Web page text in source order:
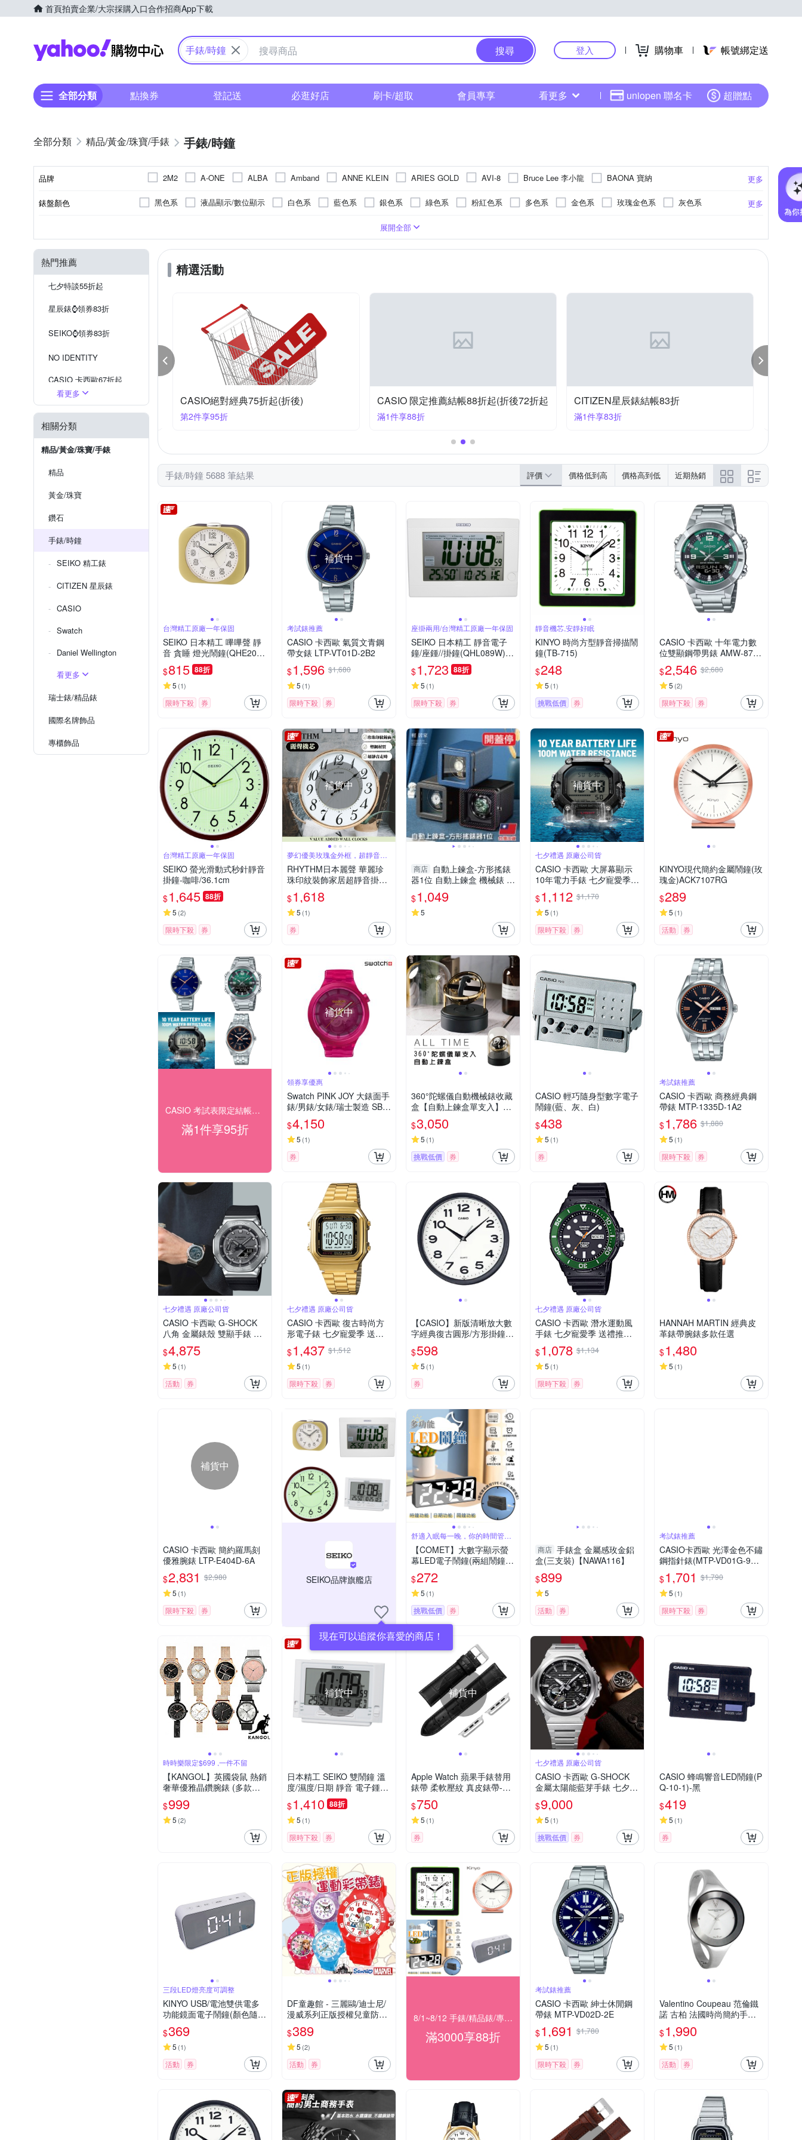
首頁拍賣企業/大宗採購入口合作招商App下載
Yahoo購物中心
手錶/時鐘 搜尋 登入 購物車 帳號綁定送
全部分類 點換券 登記送 必逛好店 刷卡/超取 會員專享 看更多 uniopen 聯名卡 超贈點
精品/黃金/珠寶/手錶 手錶/時鐘
品牌 更多
2M2 A-ONE ALBA Amband ANNE KLEIN ARIES GOLD AVI-8 Bruce Lee 李小龍
BAONA 寶納
CASIO 卡西歐
CITIZEN 星辰 COMET Disney 迪士尼 Daniel Wellington DF 童趣館 EDISON 愛迪生
elegantsis 愛樂時
Hush Puppies
HANNAH MARTIN HELLO KITTY Ice-Watch iSFun KANGOL Kelaimiya 克萊米亞 KINYO
LIBERTY
RHYTHM 日本麗聲
錶盤顏色 更多
黑色系 液晶顯示/數位顯示 白色系 藍色系 銀色系 綠色系 粉紅色系 多色系 金色系 玫瑰金色系
灰色系
黃色系
咖啡色系
強化玻璃
3000米以上
陶瓷
活動式錶扣
帆布錶帶
展開全部
熱門推薦
七夕特談55折起
星辰錶⌚️領券83折
SEIKO⌚️領券83折
NO IDENTITY
CASIO 卡西歐67折起
現在流行『戒指錶』
SEIKO 掛鐘
WIRED 出清5折
看更多
相關分類
精品/黃金/珠寶/手錶
精品
黃金/珠寶
鑽石
手錶/時鐘
SEIKO 精工錶
CITIZEN 星辰錶
CASIO
Swatch
Daniel Wellington
看更多
瑞士錶/精品錶
國際名牌飾品
專櫃飾品
精選活動
鬧鐘掛鐘 結帳87折 CASIO絕對經典75折起(折後)
第2件享95折
CASIO 限定推薦結帳88折起(折後72折起
滿1件享88折
CITIZEN星辰錶結帳83折
滿1件享83折
手錶/時鐘 5688 筆結果 評價 價格低到高 價格高到低 近期熱銷
台灣精工原廠一年保固
SEIKO 日本精工 嗶嗶聲 靜
音 貪睡 燈光鬧鐘(QHE206
G)金/9.9X11.3cm
$815 88折
5 (1)
限時下殺 券
補貨中
考試錶推薦
CASIO 卡西歐 氣質文青鋼
帶女錶 LTP-VT01D-2B2
$1,596 $1,680
5 (1)
限時下殺 券
座掛兩用/台灣精工原廠一年保固
SEIKO 日本精工 靜音電子
鐘/座鍾//掛鐘(QHL089W)-
白/15x21cm
$1,723 88折
5 (1)
限時下殺 券
靜音機芯,安靜好眠
KINYO 時尚方型靜音掃描鬧
鐘(TB-715)
$248
5 (1)
挑戰低價 券
CASIO 卡西歐 十年電力數
位雙顯鋼帶男錶 AMW-870D
A-3A
$2,546 $2,680
5 (2)
限時下殺 券
台灣精工原廠一年保固
SEIKO 螢光滑動式秒針靜音
掛鐘-咖啡/36.1cm
$1,645 88折
5 (2)
限時下殺 券
補貨中
夢幻優美玫瑰金外框，超靜音壁
掛鐘
RHYTHM日本麗聲 華麗珍
珠印紋裝飾家居超靜音掛鐘-
玫瑰金/31cm
$1,618
5 (1)
券
商店 自動上鍊盒-方形搖錶
器1位 自動上鍊盒 機械錶 手
錶盒 手錶收納-輕居家8811
$1,049
5
補貨中
七夕禮遇 原廠公司貨
CASIO 卡西歐 大屏幕顯示
10年電力手錶 七夕寵愛季
送禮推薦-黑 AE-1600H-1A
$1,112 $1,170
5 (1)
限時下殺 券
KINYO現代簡約金屬鬧鐘(玫
瑰金)ACK7107RG
$289
5 (1)
活動 券
CASIO 考試表限定結帳95折
滿1件享95折
補貨中
領券享優惠
Swatch PINK JOY 大錶面手
錶/男錶/女錶/瑞士製造 SB0
5P102 (47mm)
$4,150
5 (1)
券
360°陀螺儀自動機械錶收藏
盒【自動上鍊盒單支入】自
360G
$3,050
5 (1)
挑戰低價 券
CASIO 輕巧隨身型數字電子
鬧鐘(藍、灰、白)
$438
5 (1)
券
考試錶推薦
CASIO 卡西歐 商務經典鋼
帶錶 MTP-1335D-1A2
$1,786 $1,880
5 (1)
限時下殺 券
七夕禮遇 原廠公司貨
CASIO 卡西歐 G-SHOCK
八角 金屬錶殼 雙顯手錶 七
夕寵愛季 送禮推薦-百搭銀
灰 GM-2100-1A
$4,875
5 (1)
活動 券
七夕禮遇 原廠公司貨
CASIO 卡西歐 復古時尚方
形電子錶 七夕寵愛季 送禮
推薦-金 A178WGA-1A / 考
試錶
$1,437 $1,512
5 (1)
限時下殺 券
【CASIO】新版清晰放大數
字經典復古圓形/方形掛鐘(I
Q-151/152系列) 黑框/咖啡
框可選
$598
5 (1)
券
七夕禮遇 原廠公司貨
CASIO 卡西歐 潛水運動風
手錶 七夕寵愛季 送禮推薦-
綠x黑 MRW-230H-1E3
$1,078 $1,134
5 (1)
限時下殺 券
HANNAH MARTIN 經典皮
革錶帶腕錶多款任選
$1,480
5 (1)
補貨中
CASIO 卡西歐 簡約羅馬刻
優雅腕錶 LTP-E404D-6A
$2,831 $2,980
5 (1)
限時下殺 券
SEIKO品牌旗艦店
現在可以追蹤你喜愛的商店！
舒適入眠每一晚，你的時間管理
器
【COMET】大數字顯示螢
幕LED電子鬧鐘(兩組鬧鐘設
置 溫度偵測 貪睡鬧鐘 亮度
調節 床頭鬧鐘 靜音鬧鐘/A2
28)
$272
5 (1)
挑戰低價 券
商店 手錶盒 金屬感玫金鋁
盒(三支裝)【NAWA116】
$899
5
活動
券
考試錶推薦
CASIO卡西歐 光澤金色不鏽
鋼指針錶(MTP-VD01G-9E)
/ 考試錶
$1,701 $1,790
5 (1)
限時下殺 券
時時樂限定$699 ,一件不留
【KANGOL】英國袋鼠 熱銷
奢華優雅晶鑽腕錶 (多款任
選)
$999
5 (2)
補貨中
日本精工 SEIKO 雙鬧鐘 溫
度/濕度/日期 靜音 電子鍾(Q
HL095W)8.9x13.2cm
$1,410 88折
5 (1)
限時下殺 券
補貨中
Apple Watch 蘋果手錶替用
錶帶 柔軟壓紋 真皮錶帶-黑
色
$750
5 (1)
券
七夕禮遇 原廠公司貨
CASIO 卡西歐 G-SHOCK
金屬太陽能藍芽手錶 七夕寵
愛季 送禮推薦 GST-B1000
D-1A
$9,000
5 (1)
挑戰低價 券
CASIO 蜂鳴響音LED鬧鐘(P
Q-10-1)-黑
$419
5 (1)
券
三段LED燈亮度可調整
KINYO USB/電池雙供電多
功能鏡面電子鬧鐘(顏色隨
機)
$369
5 (1)
活動 券
DF童趣館 - 三麗鷗/迪士尼/
漫威系列正版授權兒童防潑
水運動彩帶手錶
$389
5 (2)
活動 券
8/1~8/12 手錶/精品錶/專櫃飾品 指定商品滿$3000享88折
滿3000享88折
考試錶推薦
CASIO 卡西歐 紳士休閒鋼
帶錶 MTP-VD02D-2E
$1,691 $1,780
5 (1)
限時下殺 券
Valentino Coupeau 范倫鐵
諾 古柏 法國時尚簡約手環
女錶(銀面)手圍16cm以內
$1,990
5 (1)
活動 券